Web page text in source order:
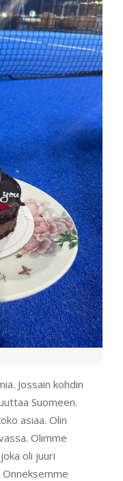
Jossain kohdin
Suomeen.
asiaa. Olin
Olimme
oli juuri